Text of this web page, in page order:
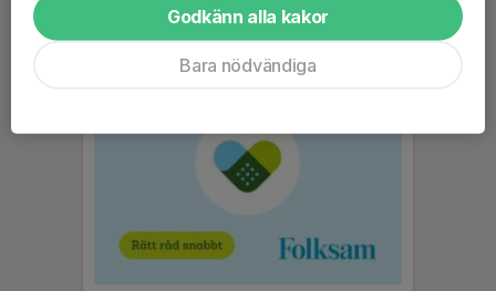
Godkänn alla kakor
Bara nödvändiga